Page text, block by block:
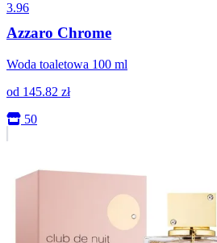
3.96
Azzaro Chrome
Woda toaletowa 100 ml
od 145.82 zł
50